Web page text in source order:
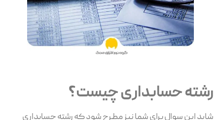
رشته حسابداری چیست؟
شاید این سوال برای شما نیز مطرح شود که رشته حسابداری